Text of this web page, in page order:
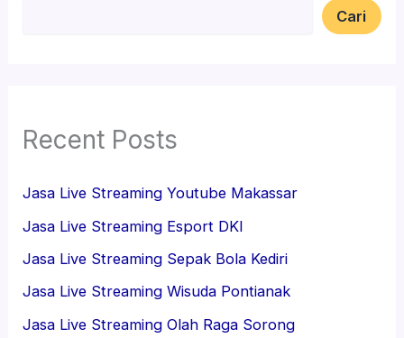
Cari
Recent Posts
Jasa Live Streaming Youtube Makassar
Jasa Live Streaming Esport DKI
Jasa Live Streaming Sepak Bola Kediri
Jasa Live Streaming Wisuda Pontianak
Jasa Live Streaming Olah Raga Sorong